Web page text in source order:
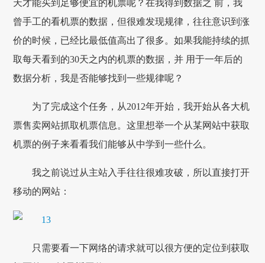
天才能买到足够便宜的机票呢？在我得到数据之 前，我
曾手工的看机票的数据，但很难发现规律，往往意识到涨
价的时候，已经比最低值高出了很多。如果我能持续的抓
取每天看到的30天之内的机票的数据，并 用于一年后的
数据分析，我是否能够找到一些规律呢？
为了完成这个任务，从2012年开始，我开始从各大机
票售卖网站抓取机票信息。这里想举一个从某网站中获取
机票的例子来看看我们能够从中学到一些什么。
我之前说过从主站入手往往很难攻破，所以直接打开
移动的网站：
只需要看一下网络的请求就可以很方便的定位到获取